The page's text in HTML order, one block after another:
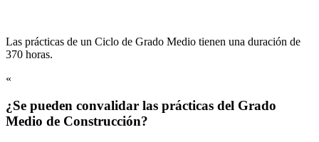
Las prácticas de un Ciclo de Grado Medio tienen una duración de
370 horas.
«
¿Se pueden convalidar las prácticas del Grado
Medio de Construcción?